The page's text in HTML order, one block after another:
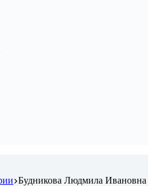
Будникова Людмила Ивановна